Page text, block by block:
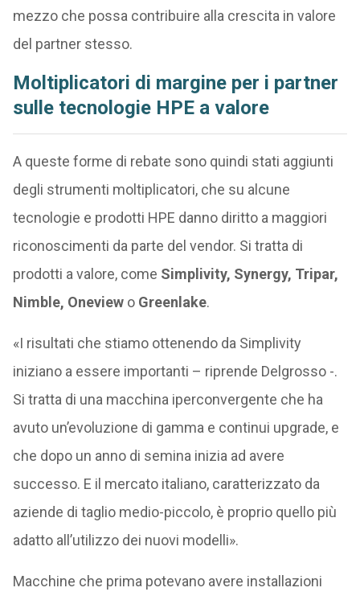
mezzo che possa contribuire alla crescita in valore
del partner stesso.
Moltiplicatori di margine per i partner
sulle tecnologie HPE a valore
A queste forme di rebate sono quindi stati aggiunti
degli strumenti moltiplicatori, che su alcune
tecnologie e prodotti HPE danno diritto a maggiori
riconoscimenti da parte del vendor. Si tratta di
prodotti a valore, come Simplivity, Synergy, Tripar,
Nimble, Oneviewo Greenlake.
«I risultati che stiamo ottenendo da Simplivity
iniziano a essere importanti – riprende Delgrosso -.
Si tratta di una macchina iperconvergente che ha
avuto un’evoluzione di gamma e continui upgrade, e
che dopo un anno di semina inizia ad avere
successo. E il mercato italiano, caratterizzato da
aziende di taglio medio-piccolo, è proprio quello più
adatto all’utilizzo dei nuovi modelli».
Macchine che prima potevano avere installazioni